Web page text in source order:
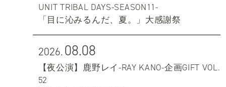
UNIT TRIBAL DAYS-SEASON11-
「目に沁みるんだ、夏。」大感謝祭
2026.08.08
【夜公演】鹿野レイ-RAY KANO-企画GIFT VOL.
52